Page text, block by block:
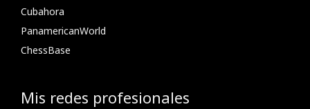
Cubahora
PanamericanWorld
ChessBase
Mis redes profesionales